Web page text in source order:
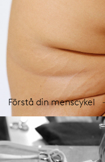
Förstå din menscykel